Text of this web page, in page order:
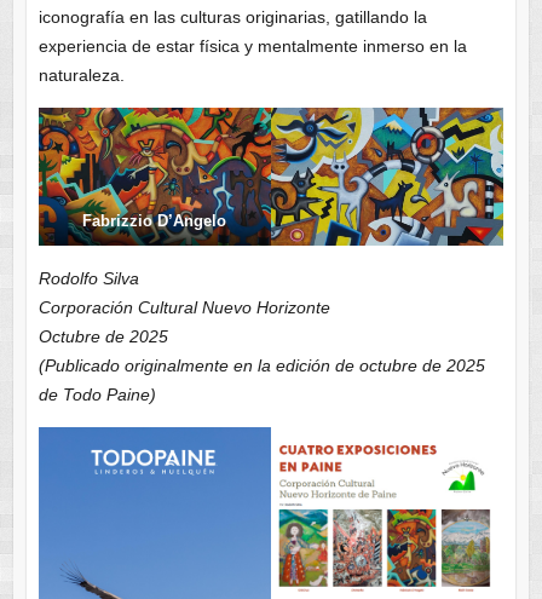
iconografía en las culturas originarias, gatillando la
experiencia de estar física y mentalmente inmerso en la
naturaleza.
Fabrizzio D’Angelo
Rodolfo Silva
Corporación Cultural Nuevo Horizonte
Octubre de 2025
(Publicado originalmente en la edición de octubre de 2025
de Todo Paine)